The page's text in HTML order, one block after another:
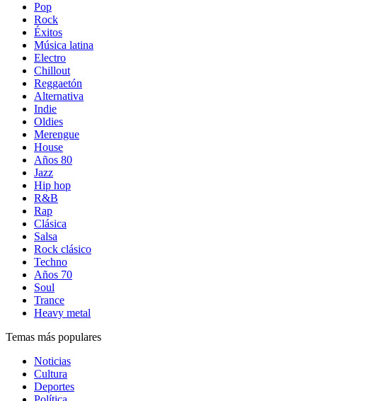
Pop
Rock
Éxitos
Música latina
Electro
Chillout
Reggaetón
Alternativa
Indie
Oldies
Merengue
House
Años 80
Jazz
Hip hop
R&B
Rap
Clásica
Salsa
Rock clásico
Techno
Años 70
Soul
Trance
Heavy metal
Temas más populares
Noticias
Cultura
Deportes